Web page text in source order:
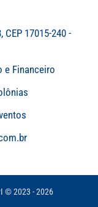
CEP 17015-240 -
e Financeiro
© 2023 - 2026